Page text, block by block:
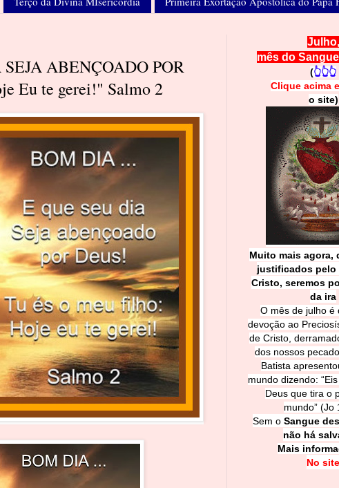
ABENÇOADO POR
Eu te gerei!" Salmo 2
Julho,
mês do
(👆👆👆
Clique acima e
o site)
Muito mais agora,
justificados pelo
Cristo, seremos
da ira
O mês de julho é
devoção ao
de Cristo,
dos nossos
Batista
mundo dizendo:
Deus que tira o
mundo” (Jo
Sem o Sangue
não há
Mais
No site